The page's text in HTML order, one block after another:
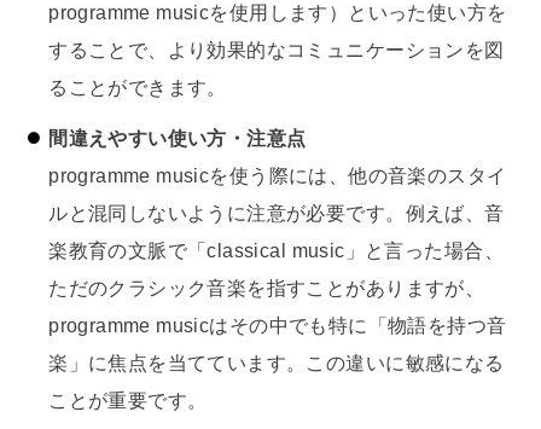
programme musicを使用します）といった使い方を
することで、より効果的なコミュニケーションを図
ることができます。
間違えやすい使い方・注意点
programme musicを使う際には、他の音楽のスタイ
ルと混同しないように注意が必要です。例えば、音
楽教育の文脈で「classical music」と言った場合、
ただのクラシック音楽を指すことがありますが、
programme musicはその中でも特に「物語を持つ音
楽」に焦点を当てています。この違いに敏感になる
ことが重要です。